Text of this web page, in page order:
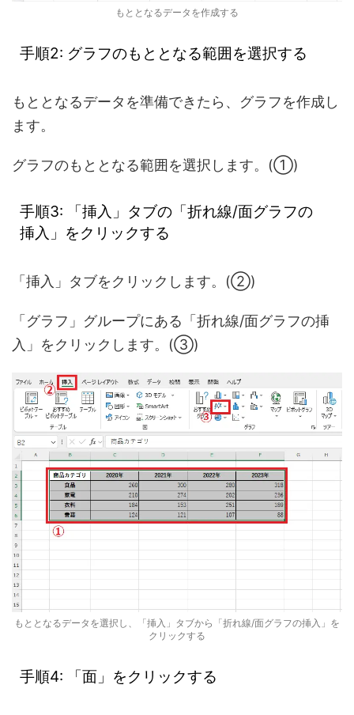
もととなるデータを作成する
手順2: グラフのもととなる範囲を選択する
もととなるデータを準備できたら、グラフを作成し
ます。
グラフのもととなる範囲を選択します。(①)
手順3: 「挿入」タブの「折れ線/面グラフの
挿入」をクリックする
「挿入」タブをクリックします。(②)
「グラフ」グループにある「折れ線/面グラフの挿
入」をクリックします。(③)
もととなるデータを選択し、「挿入」タブから「折れ線/面グラフの挿入」を
クリックする
手順4: 「面」をクリックする